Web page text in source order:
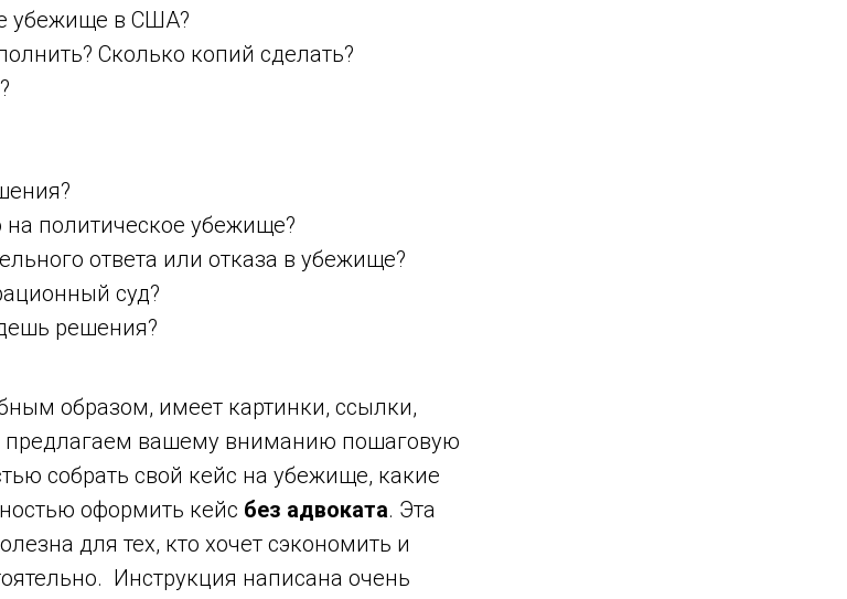
убежище в США?
Сколько копий сделать?
на политическое убежище?
ответа или отказа в убежище?
суд?
решения?
образом, имеет картинки, ссылки,
вашему вниманию пошаговую
собрать свой кейс на убежище, какие
оформить кейс без адвоката. Эта
для тех, кто хочет сэкономить и
Инструкция написана очень